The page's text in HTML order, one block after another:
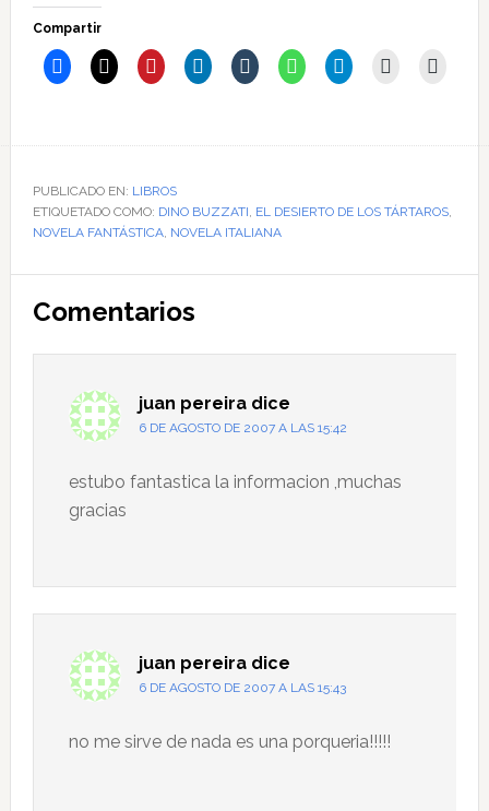
Compartir
PUBLICADO EN: LIBROS
ETIQUETADO COMO: DINO BUZZATI, EL DESIERTO DE LOS TÁRTAROS,
NOVELA FANTÁSTICA, NOVELA ITALIANA
Interacciones
con
lectores
Comentarios
juan pereira dice
6 DE AGOSTO DE 2007 A LAS 15:42
estubo fantastica la informacion ,muchas
gracias
juan pereira dice
6 DE AGOSTO DE 2007 A LAS 15:43
no me sirve de nada es una porqueria!!!!!